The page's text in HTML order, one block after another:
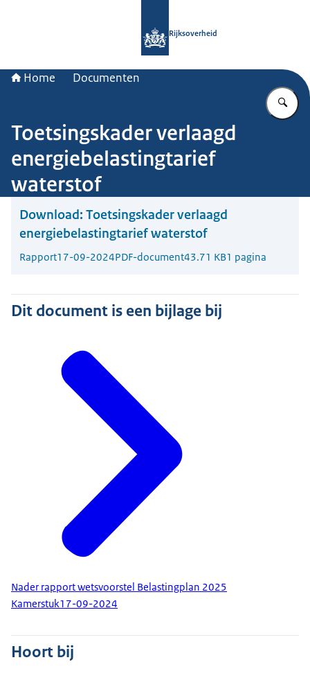
Rijksoverheid
Home Documenten
Toetsingskader verlaagd
energiebelastingtarief
waterstof
Download: Toetsingskader verlaagd
energiebelastingtarief waterstof
Rapport17-09-2024PDF-document43.71 KB1 pagina
Dit document is een bijlage bij
Nader rapport wetsvoorstel Belastingplan 2025
Kamerstuk17-09-2024
Hoort bij